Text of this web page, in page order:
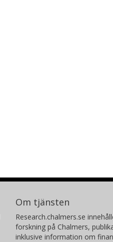
Om tjänsten
Research.chalmers.se
forskning på Chalmers,
inklusive information om